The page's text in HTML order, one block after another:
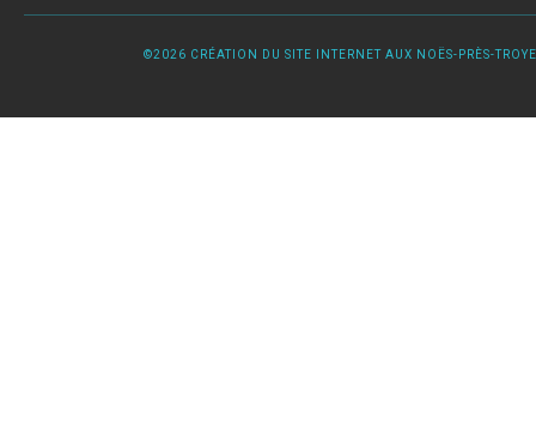
©2026 CRÉATION DU SITE INTERNET AUX NOËS-PRÈS-